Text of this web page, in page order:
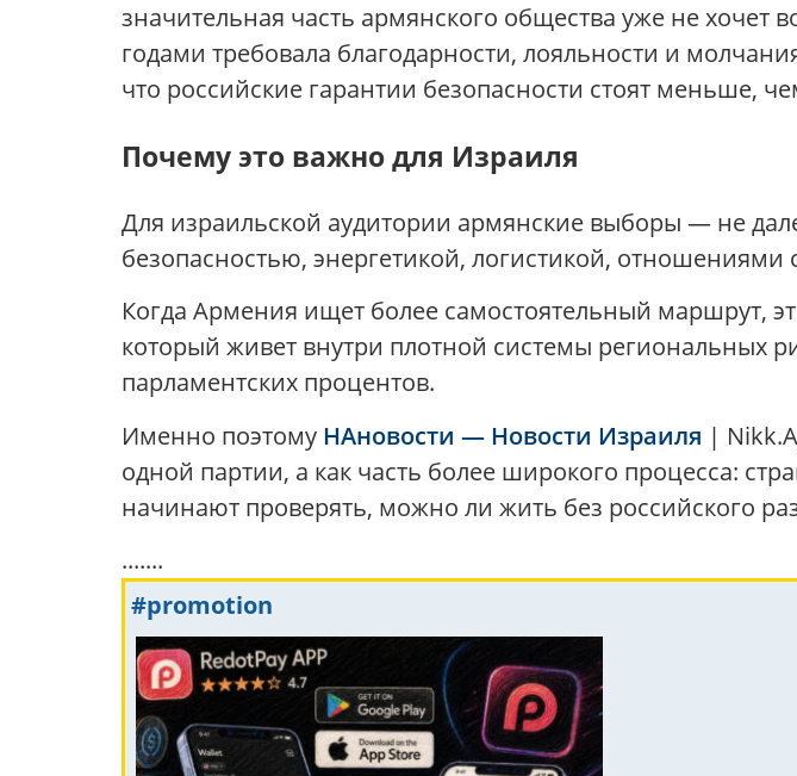
значительная часть армянского общества уже не хочет
годами требовала благодарности, лояльности и
что российские гарантии безопасности стоят меньше,
Почему это важно для Израиля
Для израильской аудитории армянские выборы — не
безопасностью, энергетикой, логистикой,
Когда Армения ищет более самостоятельный маршрут,
который живет внутри плотной системы региональных
парламентских процентов.
Именно поэтому НАновости — Новости Израиля |
одной партии, а как часть более широкого процесса:
начинают проверять, можно ли жить без российского
.......
#promotion